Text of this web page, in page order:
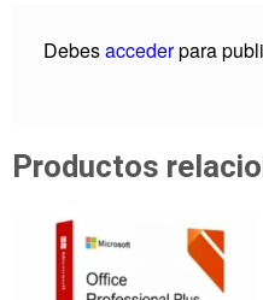
Debesaccederpara
Productos